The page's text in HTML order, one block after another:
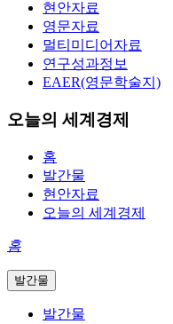
현안자료
영문자료
멀티미디어자료
연구성과정보
EAER(영문학술지)
오늘의 세계경제
홈
발간물
현안자료
오늘의 세계경제
홈
발간물
발간물